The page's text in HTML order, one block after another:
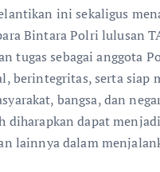
ini sekaligus
Bintara Polri lulusan
tugas sebagai anggota
berintegritas, serta siap
bangsa, dan
diharapkan dapat
lainnya dalam